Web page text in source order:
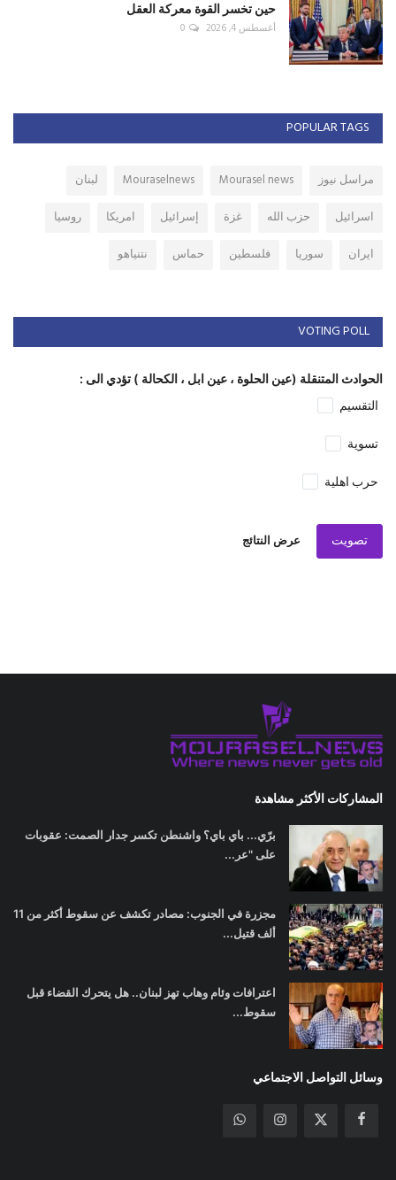
حين تخسر القوة معركة العقل
أغسطس 4, 2026 0
POPULAR TAGS
مراسل نيوز Mourasel news
Mouraselnews
لبنان
اسرائيل
حزب الله غزة إسرائيل امريكا
روسيا
ايران
سوريا فلسطين حماس نتنياهو
VOTING POLL
الحوادث المتنقلة (عين الحلوة ، عين ابل ، الكحالة ) تؤدي الى :
التقسيم
تسوية
حرب اهلية
تصويت عرض النتائج
المشاركات الأكثر مشاهدة
برّي... باي باي؟ واشنطن تكسر جدار الصمت: عقوبات
على "عر...
مجزرة في الجنوب: مصادر تكشف عن سقوط أكثر من 11
ألف قتيل...
اعترافات وئام وهاب تهز لبنان.. هل يتحرك القضاء قبل
سقوط...
وسائل التواصل الاجتماعي